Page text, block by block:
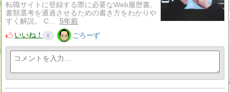
転職サイトに登録する際に必要なWeb履歴書。
書類選考を通過させるための書き方をわかりや
すく解説。 C…
5年前
いいね！
0 ごろーず